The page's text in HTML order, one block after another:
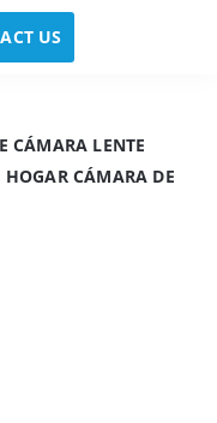
US
CÁMARA LENTE
CÁMARA DE